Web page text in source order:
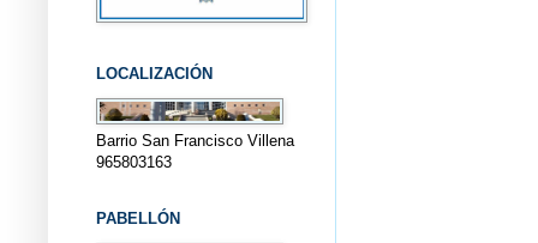
LOCALIZACIÓN
Barrio San Francisco Villena
965803163
PABELLÓN